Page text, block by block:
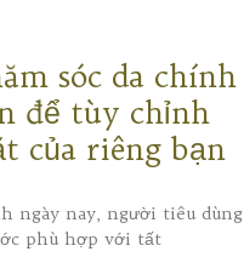
sóc da chính
để tùy chỉnh
của riêng bạn
ngày nay, người tiêu dùng
phù hợp với tất